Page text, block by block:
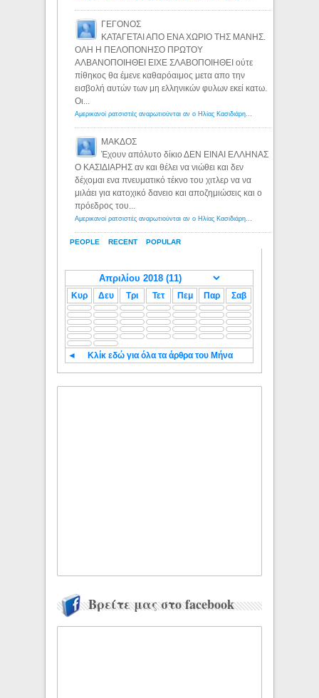
PEOPLE RECENT POPULAR
ΓΕΓΟΝΟΣ
ΚΑΤΑΓΕΤΑΙ ΑΠΟ ΕΝΑ ΧΩΡΙΟ ΤΗΣ ΜΑΝΗΣ.
ΟΛΗ Η ΠΕΛΟΠΟΝΗΣΟ ΠΡΩΤΟΥ
ΑΛΒΑΝΟΠΟΙΗΘΕΙ ΕΙΧΕ ΣΛΑΒΟΠΟΙΗΘΕΙ ούτε
πίθηκος θα έμενε καθαρόαιμος μετα απο την
εισβολή αυτών των μη ελληνικών φυλων εκεί κατω.
Οι...
ΜΑΚΔΟΣ
Έχουν απόλυτο δίκιο ΔΕΝ ΕΙΝΑΙ ΕΛΛΗΝΑΣ
Ο ΚΑΣΙΔΙΑΡΗΣ αν και θέλει να νιώθει και δεν
δέχομαι ενα πνευματικό τέκνο του χιτλερ να να
μιλάει για κατοχικό δανειο και αποζημιώσεις και ο
πρόεδρος του...
Κυρ Δευ Τρι Τετ Πεμ Παρ Σαβ
◄ Κλίκ εδώ για όλα τα άρθρα του Μήνα
Βρείτε μας στο facebook